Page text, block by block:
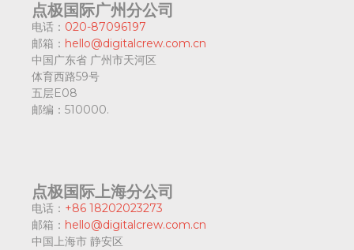
点极国际广州分公司
电话： 020-87096197
邮箱： hello@digitalcrew.com.cn
中国广东省 广州市天河区
体育西路59号
五层E08
邮编： 510000.
点极国际上海分公司
电话： +86 18202023273
邮箱： hello@digitalcrew.com.cn
中国上海市 静安区